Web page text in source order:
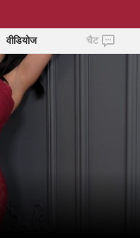
वीडियोज चैट